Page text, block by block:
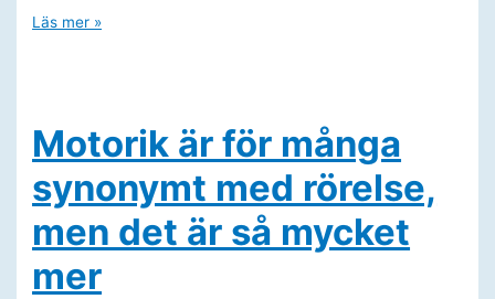
Att
nödvändigt?
Läs mer »
Motorik är för många
synonymt med rörelse,
men det är så mycket
mer